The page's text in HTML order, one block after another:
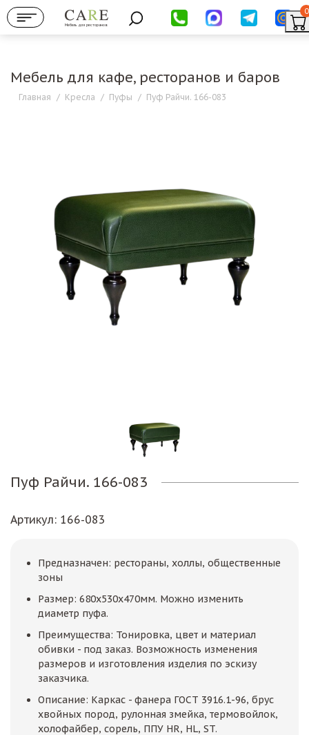
Мебель для ресторанов
0
Мебель для кафе, ресторанов и баров
Главная / Кресла / Пуфы / Пуф Райчи. 166-083
Пуф Райчи. 166-083
Артикул: 166-083
Предназначен: рестораны, холлы, общественные
зоны
Размер: 680х530х470мм. Можно изменить
диаметр пуфа.
Преимущества: Тонировка, цвет и материал
обивки - под заказ. Возможность изменения
размеров и изготовления изделия по эскизу
заказчика.
Описание: Каркас - фанера ГОСТ 3916.1-96, брус
хвойных пород, рулонная змейка, термовойлок,
холофайбер, сорель, ППУ HR, HL, ST.